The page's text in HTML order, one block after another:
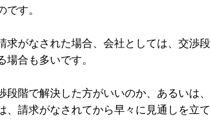
す。
求がなされた場合、会社としては、交渉段
合も多いです。
階で解決した方がいいのか、あるいは、
請求がなされてから早々に見通しを立て